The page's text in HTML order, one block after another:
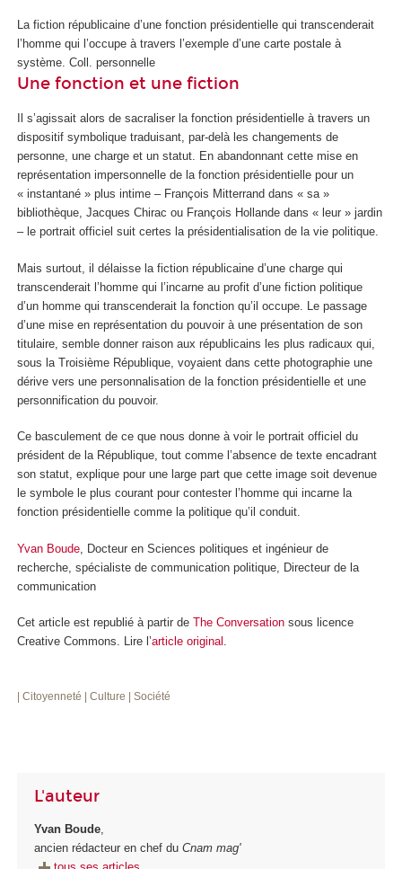
La fiction républicaine d’une fonction présidentielle qui transcenderait
l’homme qui l’occupe à travers l’exemple d’une carte postale à
système. Coll. personnelle
Une fonction et une fiction
Il s’agissait alors de sacraliser la fonction présidentielle à travers un
dispositif symbolique traduisant, par-delà les changements de
personne, une charge et un statut. En abandonnant cette mise en
représentation impersonnelle de la fonction présidentielle pour un
« instantané » plus intime – François Mitterrand dans « sa »
bibliothèque, Jacques Chirac ou François Hollande dans « leur » jardin
– le portrait officiel suit certes la présidentialisation de la vie politique.
Mais surtout, il délaisse la fiction républicaine d’une charge qui
transcenderait l’homme qui l’incarne au profit d’une fiction politique
d’un homme qui transcenderait la fonction qu’il occupe. Le passage
d’une mise en représentation du pouvoir à une présentation de son
titulaire, semble donner raison aux républicains les plus radicaux qui,
sous la Troisième République, voyaient dans cette photographie une
dérive vers une personnalisation de la fonction présidentielle et une
personnification du pouvoir.
Ce basculement de ce que nous donne à voir le portrait officiel du
président de la République, tout comme l’absence de texte encadrant
son statut, explique pour une large part que cette image soit devenue
le symbole le plus courant pour contester l’homme qui incarne la
fonction présidentielle comme la politique qu’il conduit.
Yvan Boude , Docteur en Sciences politiques et ingénieur de
recherche, spécialiste de communication politique, Directeur de la
communication
Cet article est republié à partir de The Conversation sous licence
Creative Commons. Lire l’article original .
| Citoyenneté | Culture | Société
L'auteur
Yvan Boude,
ancien rédacteur en chef du Cnam mag'